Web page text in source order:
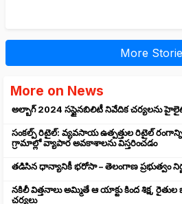
More
More on News
అల్బాగ్ 2024 సస్టైనబిలిటీ నివేదిక చర్యలను హైలైట్
సంకల్ప్ రిటైల్: వ్యవసాయ ఉత్పత్తుల రిటైల్
గ్రామాల్లో వ్యాపార అవకాశాలను విస్తరించడం
తడిసిన ధాన్యానికీ భరోసా – తెలంగాణ ప్రభుత్వం
నకిలీ విత్తనాలు అమ్మితే ఆ యాక్టు కింద శిక్ష, రైతుల
చర్యలు